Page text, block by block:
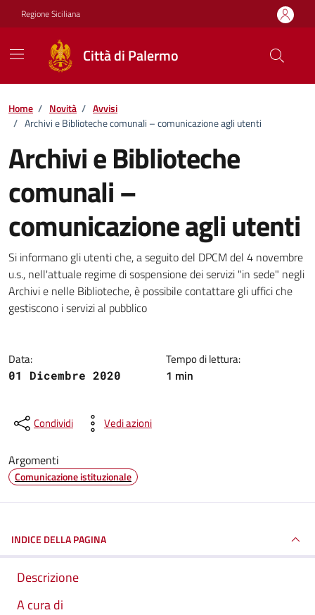
Vai ai contenuti
Vai al footer
Regione Siciliana
Città di Palermo
Home / Novità / Avvisi
/ Archivi e Biblioteche comunali – comunicazione agli utenti
Archivi e Biblioteche
comunali –
comunicazione agli utenti
Dettagli della notizia
Si informano gli utenti che, a seguito del DPCM del 4 novembre
u.s., nell'attuale regime di sospensione dei servizi "in sede" negli
Archivi e nelle Biblioteche, è possibile contattare gli uffici che
gestiscono i servizi al pubblico
Data:
01 Dicembre 2020
Tempo di lettura:
1 min
Condividi Vedi azioni
Argomenti
Comunicazione istituzionale
INDICE DELLA PAGINA
Descrizione
A cura di